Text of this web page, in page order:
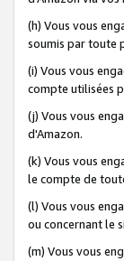
(h) Vous vous
soumis par toute
(i) Vous vous
compte utilisées
(j) Vous vous
d'Amazon.
(k) Vous vous
le compte de
(l) Vous vous
ou concernant le
(m) Vous vous